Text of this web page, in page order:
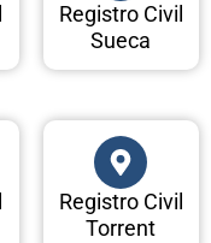
Registro Civil
Sueca
Registro Civil
Torrent